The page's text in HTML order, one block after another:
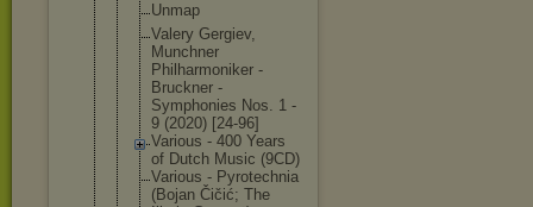
Unmap
Valery Gergiev,
Munchner
Philharmoni ker -
Bruckner -
Symphonies Nos. 1 -
9 (2020) [24-96]
Various - 400 Years
of Dutch Music (9CD)
Various - Pyrotechnia
(Bojan Čičić; The